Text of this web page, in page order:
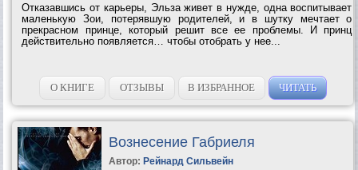
Отказавшись от карьеры, Эльза живет в нужде, одна воспитывает
маленькую Зои, потерявшую родителей, и в шутку мечтает о
прекрасном принце, который решит все ее проблемы. И принц
действительно появляется… чтобы отобрать у нее...
О КНИГЕ ОТЗЫВЫ В ИЗБРАННОЕ ЧИТАТЬ
Вознесение Габриеля
Автор: Рейнард Сильвейн